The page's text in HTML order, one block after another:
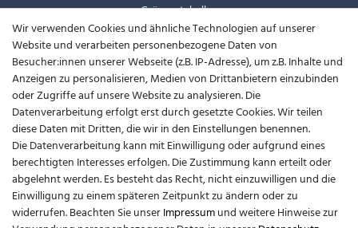
Grössentabellen
Retoure
Schuhweiten
Youtube
Widerrufsformular
Kontakt
support@barfusslaufen.com
+49 (0)8807-214983
Wir verwenden Cookies und ähnliche Technologien auf unserer
Website und verarbeiten personenbezogene Daten von
Besucher:innen unserer Webseite (z.B. IP-Adresse), um z.B. Inhalte und
Anzeigen zu personalisieren, Medien von Drittanbietern einzubinden
oder Zugriffe auf unsere Website zu analysieren. Die
Datenverarbeitung erfolgt erst durch gesetzte Cookies. Wir teilen
diese Daten mit Dritten, die wir in den Einstellungen benennen.
Die Datenverarbeitung kann mit Einwilligung oder aufgrund eines
berechtigten Interesses erfolgen. Die Zustimmung kann erteilt oder
abgelehnt werden. Es besteht das Recht, nicht einzuwilligen und die
Einwilligung zu einem späteren Zeitpunkt zu ändern oder zu
widerrufen. Beachten Sie unserImpressumund weitere Hinweise zur